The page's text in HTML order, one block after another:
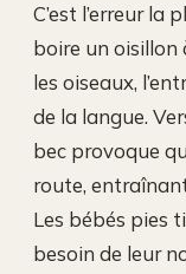
C’est l’erreur la
boire un oisillon
les oiseaux,
de la langue.
bec provoque
route,
Les bébés pies
besoin de leur